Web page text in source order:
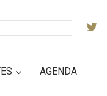
AGENDA